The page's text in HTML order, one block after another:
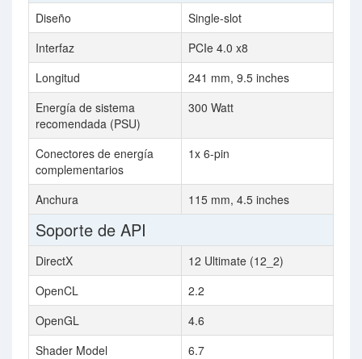
Diseño
Single-slot
Interfaz
PCIe 4.0 x8
Longitud
241 mm, 9.5 inches
Energía de sistema
recomendada (PSU)
300 Watt
Conectores de energía
complementarios
1x 6-pin
Anchura 115 mm, 4.5 inches
Soporte de API
DirectX
12 Ultimate (12_2)
OpenCL
2.2
OpenGL
4.6
Shader Model
6.7